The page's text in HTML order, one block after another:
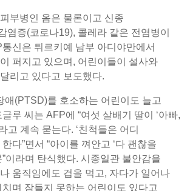
부병인 옴은 물론이고 신종
염증(코로나19), 콜레라 같은 전염병이
신은 튀르키예 남부 아디야만에서
퍼지고 있으며, 어린이들이 설사와
리고 있다고 보도했다.
애(PTSD)를 호소하는 어린이도 늘고
루 씨는 AFP에 “여섯 살배기 딸이 ‘아빠,
고 계속 묻는다. ‘친척들은 어디
다”면서 “아이를 껴안고 ‘다 괜찮을
”이라며 탄식했다. 시종일관 불안감을
움직임에도 겁을 먹고, 자다가 일어나
치며 잠들지 못하는 어린이도 있다고